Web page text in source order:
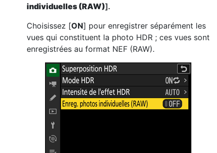
individuelles (RAW)].
Choisissez [ON] pour enregistrer séparément les
vues qui constituent la photo HDR ; ces vues sont
enregistrées au format NEF (RAW).